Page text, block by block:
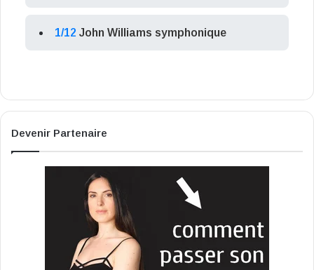
1/12 John Williams symphonique
Devenir Partenaire